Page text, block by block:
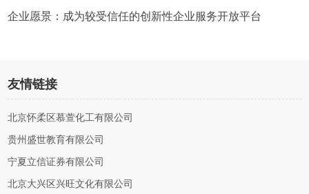
企业愿景：成为较受信任的创新性企业服务开放平台
友情链接
北京怀柔区慕萱化工有限公司
贵州盛世教育有限公司
宁夏立信证券有限公司
北京大兴区兴旺文化有限公司